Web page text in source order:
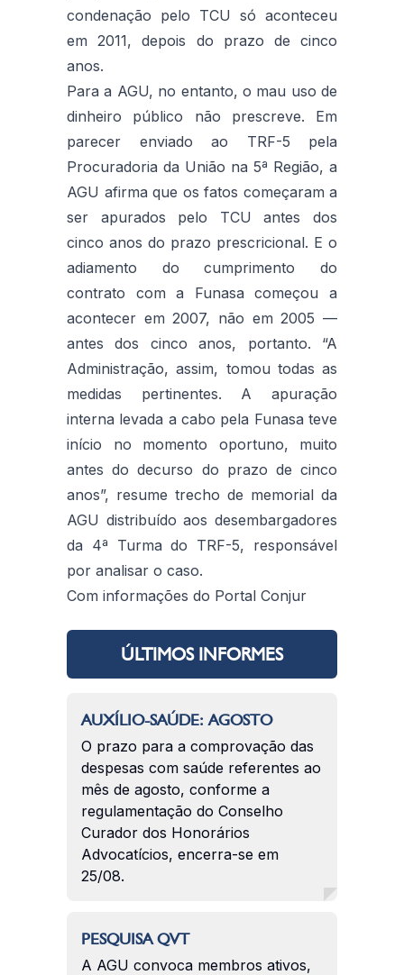
condenação pelo TCU só aconteceu
em 2011, depois do prazo de cinco
anos.
Para a AGU, no entanto, o mau uso de
dinheiro público não prescreve. Em
parecer enviado ao TRF-5 pela
Procuradoria da União na 5ª Região, a
AGU afirma que os fatos começaram a
ser apurados pelo TCU antes dos
cinco anos do prazo prescricional. E o
adiamento do cumprimento do
contrato com a Funasa começou a
acontecer em 2007, não em 2005 —
antes dos cinco anos, portanto. “A
Administração, assim, tomou todas as
medidas pertinentes. A apuração
interna levada a cabo pela Funasa teve
início no momento oportuno, muito
antes do decurso do prazo de cinco
anos”, resume trecho de memorial da
AGU distribuído aos desembargadores
da 4ª Turma do TRF-5, responsável
por analisar o caso.
Com informações do Portal Conjur
ÚLTIMOS INFORMES
AUXÍLIO-SAÚDE: AGOSTO
O prazo para a comprovação das
despesas com saúde referentes ao
mês de agosto, conforme a
regulamentação do Conselho
Curador dos Honorários
Advocatícios, encerra-se em
25/08.
PESQUISA QVT
A AGU convoca membros ativos,